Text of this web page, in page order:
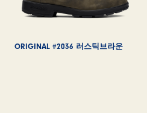
ORIGINAL #2036 러스틱브라운